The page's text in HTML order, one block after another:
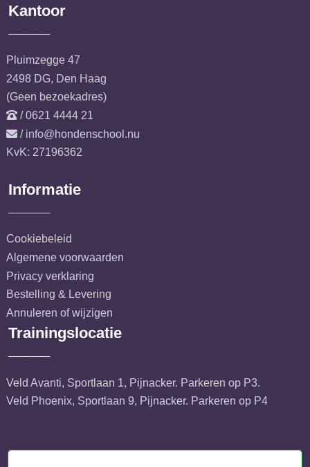
Kantoor
Pluimzegge 47
2498 DG, Den Haag
(Geen bezoekadres)
/ 0621 4444 21
/ info@hondenschool.nu
KvK: 27196362
Informatie
Cookiebeleid
Algemene voorwaarden
Privacy verklaring
Bestelling & Levering
Annuleren of wijzigen
Trainingslocatie
Veld Avanti, Sportlaan 1, Pijnacker. Parkeren op P3.
Veld Phoenix, Sportlaan 9, Pijnacker. Parkeren op P4